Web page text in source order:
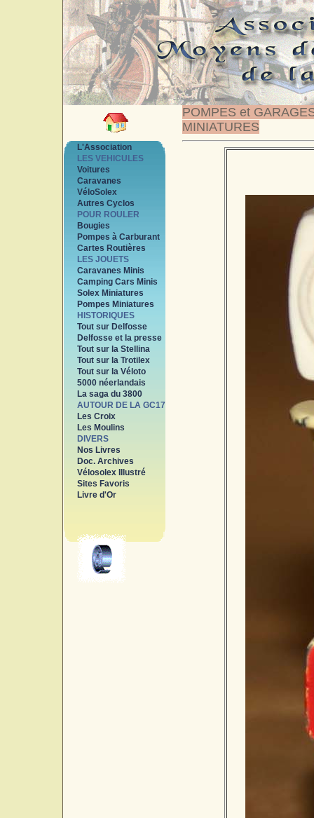
POMPES et
MINIATURES
L'Association
LES VEHICULES
Voitures
Caravanes
VéloSolex
Autres Cyclos
POUR ROULER
Bougies
Pompes à Carburant
Cartes Routières
LES JOUETS
Caravanes Minis
Camping Cars Minis
Solex Miniatures
Pompes Miniatures
HISTORIQUES
Tout sur Delfosse
Delfosse et la presse
Tout sur la Stellina
Tout sur la Trotilex
Tout sur la Véloto
5000 néerlandais
La saga du 3800
AUTOUR DE LA GC17
Les Croix
Les Moulins
DIVERS
Nos Livres
Doc. Archives
Vélosolex Illustré
Sites Favoris
Livre d'Or